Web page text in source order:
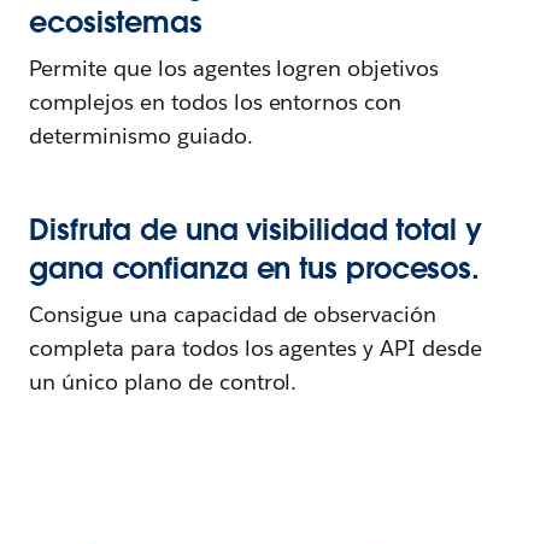
ecosistemas
Permite que los agentes logren objetivos
complejos en todos los entornos con
determinismo guiado.
Disfruta de una visibilidad total y
gana confianza en tus procesos.
Consigue una capacidad de observación
completa para todos los agentes y API desde
un único plano de control.